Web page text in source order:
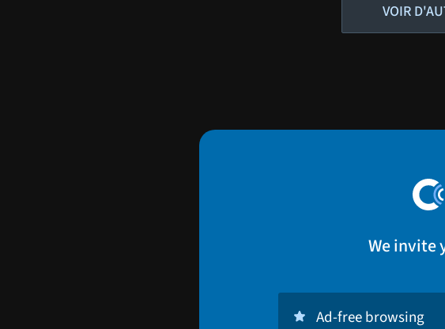
VOIR
We invite
Ad-free browsing